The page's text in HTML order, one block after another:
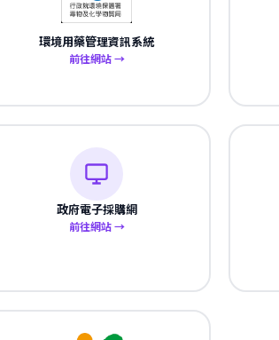
環境用藥管理資訊系統
前往網站 →
政府電子採購網
前往網站 →